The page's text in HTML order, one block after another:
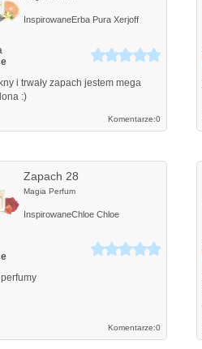
InspirowaneErba Pura Xerjoff
i trwały zapach jestem mega
:)
Komentarze:0
Zapach 28
Magia Perfum
InspirowaneChloe Chloe
Komentarze:0